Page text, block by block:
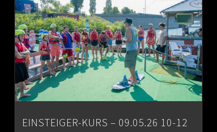
EINSTEIGER-KURS – 09.05.26 10-12